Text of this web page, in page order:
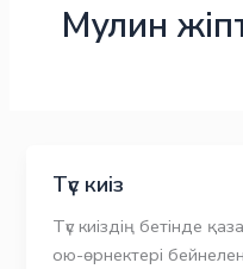
Мулин
Түс киіз
Түс киіздің бетінде
ою-өрнектері